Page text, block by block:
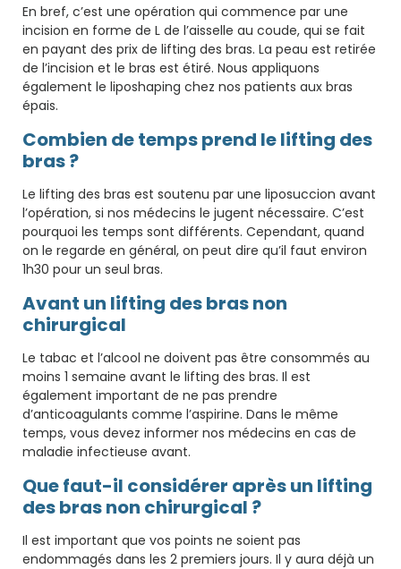
En bref, c’est une opération qui commence par une
incision en forme de L de l’aisselle au coude, qui se fait
en payant des prix de lifting des bras. La peau est retirée
de l’incision et le bras est étiré. Nous appliquons
également le liposhaping chez nos patients aux bras
épais.
Combien de temps prend le lifting des
bras ?
Le lifting des bras est soutenu par une liposuccion avant
l’opération, si nos médecins le jugent nécessaire. C’est
pourquoi les temps sont différents. Cependant, quand
on le regarde en général, on peut dire qu’il faut environ
1h30 pour un seul bras.
Avant un lifting des bras non
chirurgical
Le tabac et l’alcool ne doivent pas être consommés au
moins 1 semaine avant le lifting des bras. Il est
également important de ne pas prendre
d’anticoagulants comme l’aspirine. Dans le même
temps, vous devez informer nos médecins en cas de
maladie infectieuse avant.
Que faut-il considérer après un lifting
des bras non chirurgical ?
Il est important que vos points ne soient pas
endommagés dans les 2 premiers jours. Il y aura déjà un